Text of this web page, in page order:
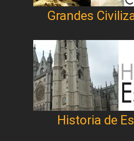
Grandes
Historia de